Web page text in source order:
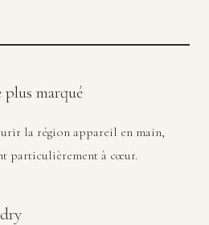
plus marqué
la région appareil en main,
particulièrement à cœur.